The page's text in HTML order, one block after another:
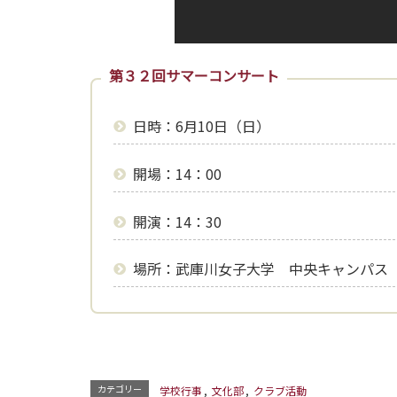
第３２回サマーコンサート
日時：6月10日（日）
開場：14：00
開演：14：30
場所：武庫川女子大学 中央キャンパ
カテゴリー 学校行事 , 文化部, クラブ活動